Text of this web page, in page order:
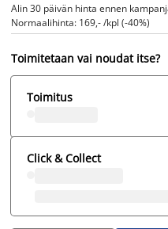
Alin 30 päivän hinta ennen
Normaalihinta: 169,- /kpl (-40%)
Toimitetaan vai noudat itse?
Toimitus
Click & Collect